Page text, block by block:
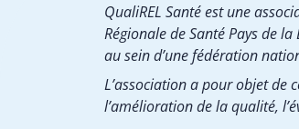
QualiREL Santé est une
Régionale de Santé Pays de
au sein d’une fédération
L’association a pour objet de
l’amélioration de la qualité,